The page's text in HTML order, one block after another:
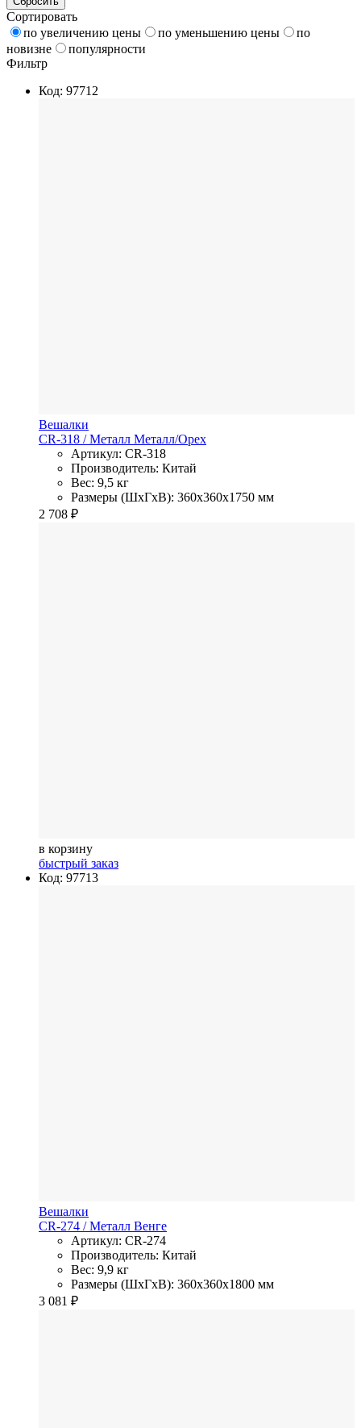
Сортировать
по увеличению цены
по уменьшению цены
по
новизне
популярности
Фильтр
Код: 97712
Вешалки
CR-318 / Металл Металл/Орех
Артикул: CR-318
Производитель: Китай
Вес: 9,5 кг
Размеры (ШхГхВ): 360x360x1750 мм
2 708 ₽
в корзину
быстрый заказ
Код: 97713
Вешалки
CR-274 / Металл Венге
Артикул: CR-274
Производитель: Китай
Вес: 9,9 кг
Размеры (ШхГхВ): 360x360x1800 мм
3 081 ₽